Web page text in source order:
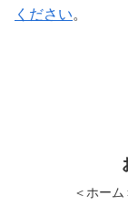
ください。
＜ホーム